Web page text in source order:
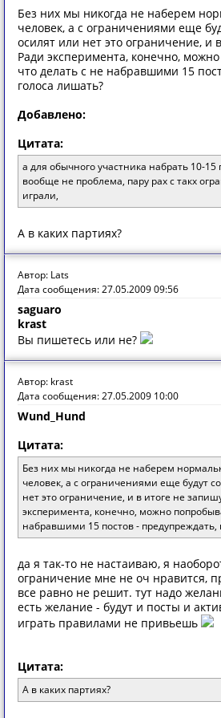
Без них мы никогда не наберем
человек, а с ограничениями еще
осилят или нет это ограничение, и
Ради эксперимента, конечно,
что делать с не набравшими 15
голоса лишать?
Добавлено:
Цитата:
а для обычного участника набрать 10-15
вообще не проблема, пару рах с такх
играли,
А в каких партиях?
Автор: Lats
Дата сообщения: 27.05.2009 09:56
saguaro
krast
Вы пишетесь или не?
Автор: krast
Дата сообщения: 27.05.2009 10:00
Wund_Hund
Цитата:
Без них мы никогда не наберем
человек, а с ограничениями еще будут
нет это ограничение, и в итоге не
эксперимента, конечно, можно
набравшими 15 постов - предупреждать,
да я так-то не настаиваю, я
ограничение мне не оч нравится,
все равно не решит. тут надо
есть желание - будут и посты и
играть правилами не привьешь
Цитата:
А в каких партиях?